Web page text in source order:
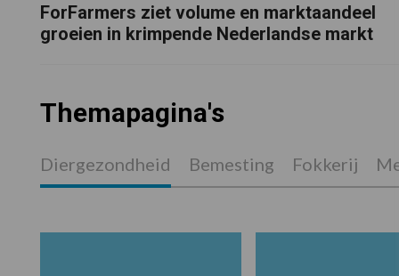
ForFarmers ziet volume en marktaandeel
groeien in krimpende Nederlandse markt
Themapagina's
Diergezondheid Bemesting Fokkerij